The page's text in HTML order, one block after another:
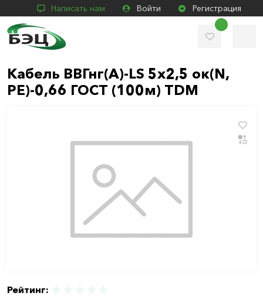
Написать нам Войти Регистрация
Кабель ВВГнг(А)-LS 5х2,5 ок(N,
PE)-0,66 ГОСТ (100м) TDM
Рейтинг: